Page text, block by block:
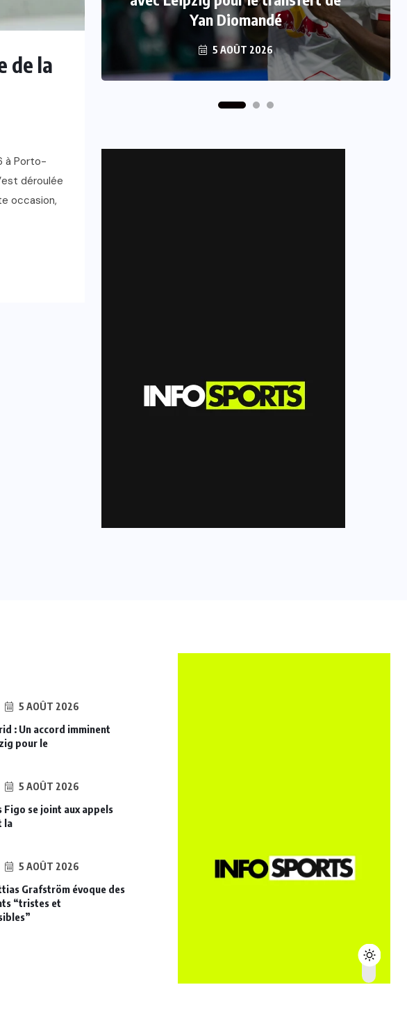
de la
à Porto-
déroulée
occasion,
Yan Diomandé
5 AOÛT 2026
Infantino
5 AOÛT 2026
5 AOÛT 2026
: Un accord imminent
pour le
5 AOÛT 2026
Figo se joint aux appels
la
5 AOÛT 2026
Grafström évoque des
“tristes et